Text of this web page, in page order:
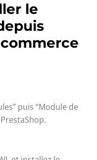
le
puis “Module de